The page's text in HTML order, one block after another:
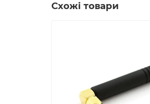
Схожі товари